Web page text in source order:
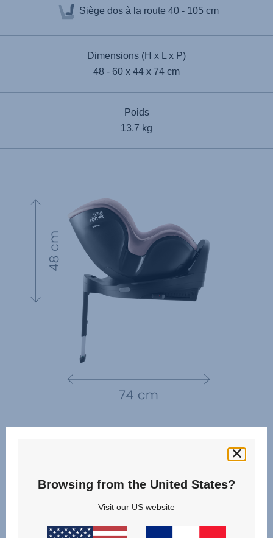
Siège dos à la route 40 - 105 cm
Dimensions (H x L x P)
48 - 60 x 44 x 74 cm
Poids
13.7 kg
Browsing from the United States?
Visit our US website